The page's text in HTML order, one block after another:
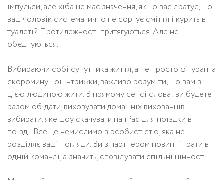
імпульси, але хіба це має значення, якщо вас дратує, що
ваш чоловік систематично не сортує сміття і курить в
туалеті? Протилежності притягуються. Але не
об’єднуються.
Вибираючи собі супутника життя, а не просто фігуранта
скороминущої інтрижки, важливо розуміти, що вам з
цією людиною жити. В прямому сенсі слова: ви будете
разом обідати, виховувати домашніх вихованців і
вибирати, яке шоу скачувати на iPad для поїздки в
поїзді. Все це немислимо з особистістю, яка не
розділяє ваші погляди. Ви з партнером повинні грати в
одній команді, а значить, сповідувати спільні цінності.